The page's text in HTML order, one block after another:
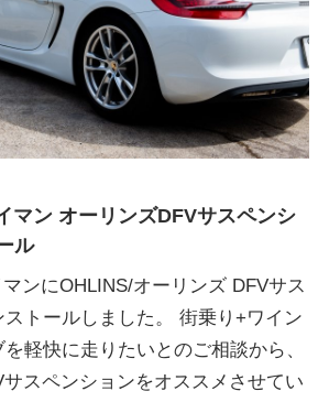
a
n
M
o
t
o
マン オーリンズDFVサスペンシ
ル
ンにOHLINS/オーリンズ DFVサス
トールしました。 街乗り+ワイン
軽快に走りたいとのご相談から、
スペンションをオススメさせてい